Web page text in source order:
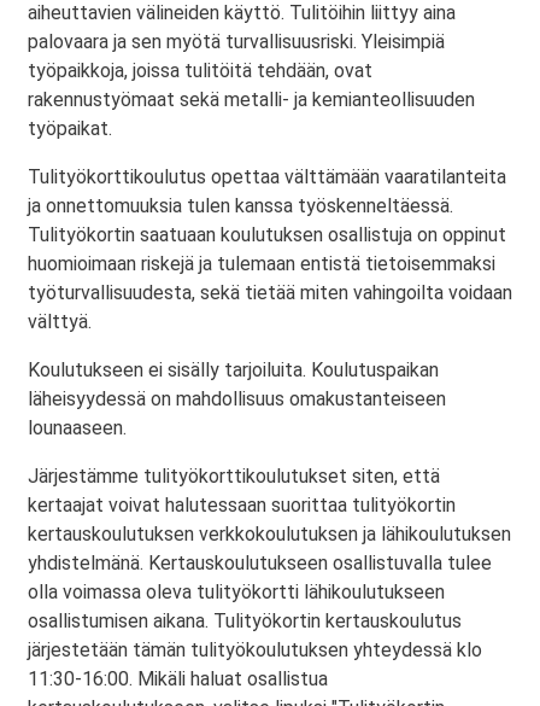
aiheuttavien välineiden käyttö. Tulitöihin liittyy aina
palovaara ja sen myötä turvallisuusriski. Yleisimpiä
työpaikkoja, joissa tulitöitä tehdään, ovat
rakennustyömaat sekä metalli- ja kemianteollisuuden
työpaikat.
Tulityökorttikoulutus opettaa välttämään vaaratilanteita
ja onnettomuuksia tulen kanssa työskenneltäessä.
Tulityökortin saatuaan koulutuksen osallistuja on oppinut
huomioimaan riskejä ja tulemaan entistä tietoisemmaksi
työturvallisuudesta, sekä tietää miten vahingoilta voidaan
välttyä.
Koulutukseen ei sisälly tarjoiluita. Koulutuspaikan
läheisyydessä on mahdollisuus omakustanteiseen
lounaaseen.
Järjestämme tulityökorttikoulutukset siten, että
kertaajat voivat halutessaan suorittaa tulityökortin
kertauskoulutuksen verkkokoulutuksen ja lähikoulutuksen
yhdistelmänä. Kertauskoulutukseen osallistuvalla tulee
olla voimassa oleva tulityökortti lähikoulutukseen
osallistumisen aikana. Tulityökortin kertauskoulutus
järjestetään tämän tulityökoulutuksen yhteydessä klo
11:30-16:00. Mikäli haluat osallistua